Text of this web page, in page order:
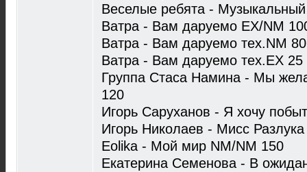
Веселые ребята - Музыкальный
Ватра - Вам даруемо EX/NM
Ватра - Вам даруемо тех.NM 80
Ватра - Вам даруемо тех.EX 25
Группа Стаса Намина - Мы
120
Игорь Саруханов - Я хочу
Игорь Николаев - Мисс
Eolika - Мой мир NM/NM 150
Екатерина Семенова - В